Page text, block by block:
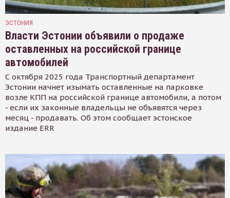
ЭСТОНИЯ
Власти Эстонии объявили о продаже
оставленных на российской границе
автомобилей
С октября 2025 года Транспортный департамент
Эстонии начнет изымать оставленные на парковке
возле КПП на российской границе автомобили, а потом
- если их законные владельцы не объявятся через
месяц - продавать. Об этом сообщает эстонское
издание ERR